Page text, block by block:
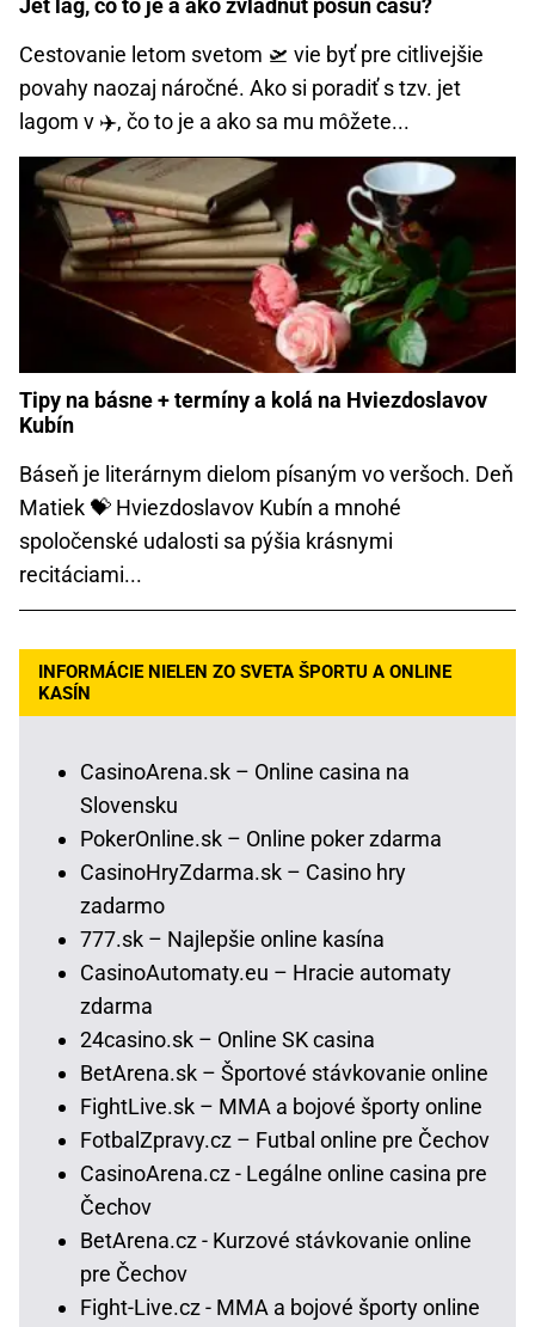
Jet lag, čo to je a ako zvládnuť posun času?
Cestovanie letom svetom 🛫 vie byť pre citlivejšie
povahy naozaj náročné. Ako si poradiť s tzv. jet
lagom v ✈️, čo to je a ako sa mu môžete...
Tipy na básne + termíny a kolá na Hviezdoslavov
Kubín
Báseň je literárnym dielom písaným vo veršoch. Deň
Matiek 💝 Hviezdoslavov Kubín a mnohé
spoločenské udalosti sa pýšia krásnymi
recitáciami...
INFORMÁCIE NIELEN ZO SVETA ŠPORTU A ONLINE
KASÍN
CasinoArena.sk – Online casina na
Slovensku
PokerOnline.sk – Online poker zdarma
CasinoHryZdarma.sk – Casino hry
zadarmo
777.sk – Najlepšie online kasína
CasinoAutomaty.eu – Hracie automaty
zdarma
24casino.sk – Online SK casina
BetArena.sk – Športové stávkovanie online
FightLive.sk – MMA a bojové športy online
FotbalZpravy.cz – Futbal online pre Čechov
CasinoArena.cz - Legálne online casina pre
Čechov
BetArena.cz - Kurzové stávkovanie online
pre Čechov
Fight-Live.cz - MMA a bojové športy online